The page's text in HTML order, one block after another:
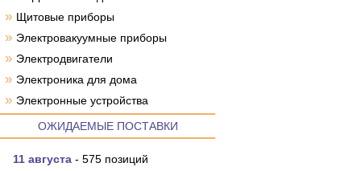
» Щитовые приборы
» Электровакуумные приборы
» Электродвигатели
» Электроника для дома
» Электронные устройства
ОЖИДАЕМЫЕ ПОСТАВКИ
11 августа - 575 позиций